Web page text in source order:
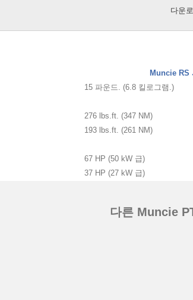
다운
Muncie RS
15 파운드. (6.8 킬로그램.)
276 lbs.ft. (347 NM)
193 lbs.ft. (261 NM)
67 HP (50 kW 급)
37 HP (27 kW 급)
다른 Muncie